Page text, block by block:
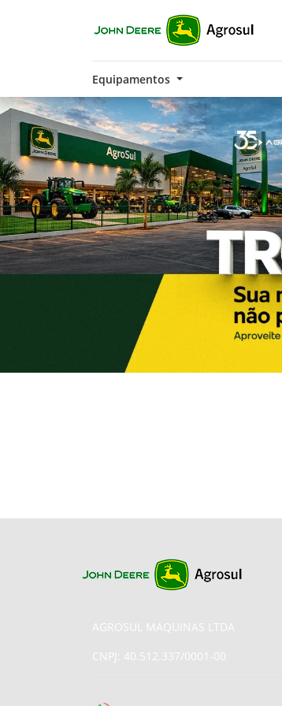
Equipamentos
AGROSUL MAQUINAS LTDA
CNPJ: 40.512.337/0001-00